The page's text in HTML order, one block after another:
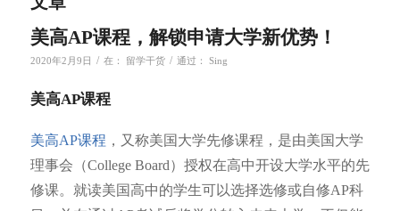
美高AP课程，解锁申请大学新优势！
2020年2月9日 / 在： 留学干货 / 通过： Sing
美高AP课程
美高AP课程 ，又称美国大学先修课程，是由美国大学
理事会（College Board）授权在高中开设大学水平的先
修课。就读美国高中的学生可以选择选修或自修AP科